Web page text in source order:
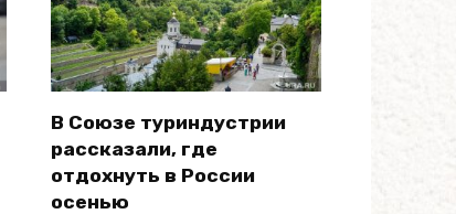
В Союзе туриндустрии
рассказали, где
отдохнуть в России
осенью